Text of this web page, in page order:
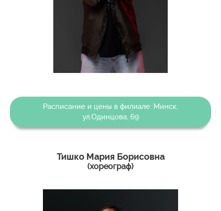
Расписание и цены в филиале: Минск,
ул.Одинцова, 69
Тишко Мария Борисовна
(хореограф)